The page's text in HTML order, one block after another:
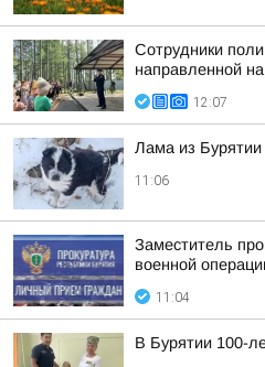
Сотрудники
направленной
12:07
Лама из
11:06
Заместитель
военной
11:04
В Бурятии 100-